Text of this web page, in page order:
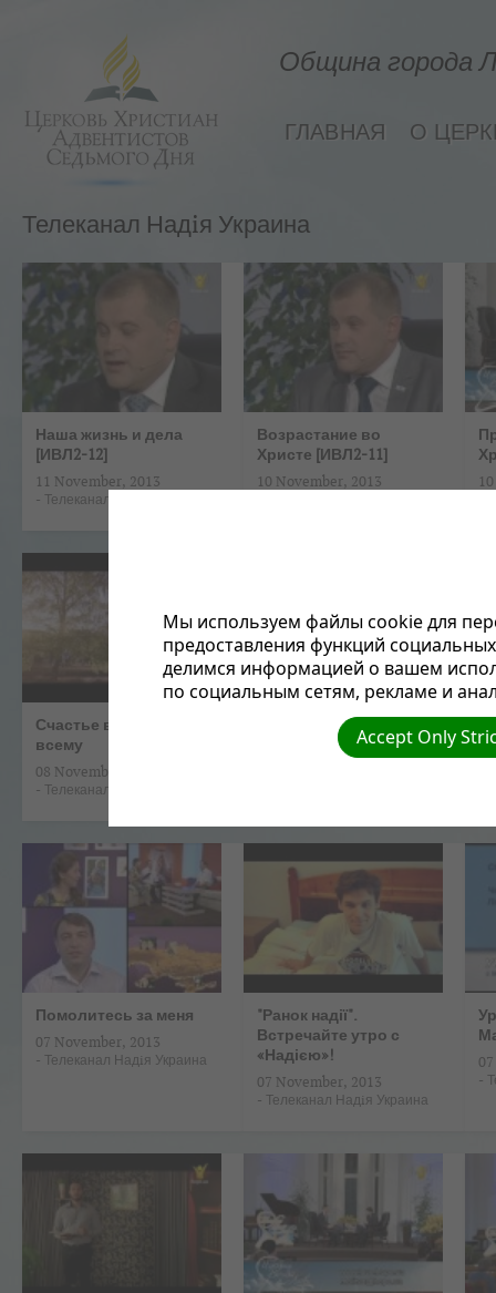
Община города
ГЛАВНАЯ О
Телеканал Надiя Украина
Наша жизнь и дела
[ИВЛ2-12]
11 November, 2013
- Телеканал Надiя Украина
Возрастание во
Христе [ИВЛ2-11]
10 November, 2013
Счастье вопреки
всему
08 November, 2013
- Телеканал Надiя Украина
Є проблема
08 November, 2013
Помолитесь за меня
07 November, 2013
- Телеканал Надiя Украина
"Ранок надії".
Встречайте утро с
«Надією»!
07 November, 2013
- Телеканал Надiя Украина
-
Мы используем файлы cookie для
предоставления функций
делимся информацией о вашем
по социальным сетям, рекламе и
Accept Only